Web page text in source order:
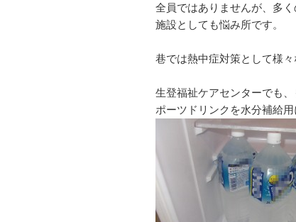
全員ではありませんが、多
施設としても悩み所です。
巷では熱中症対策として様
生登福祉ケアセンターでも